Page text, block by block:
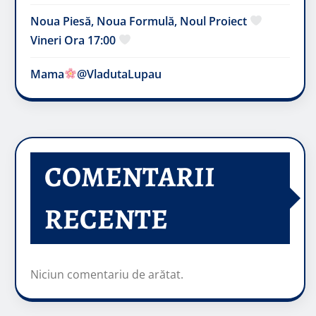
Noua Piesă, Noua Formulă, Noul Proiect
Vineri Ora 17:00
Mama @VladutaLupau
COMENTARII
RECENTE
Niciun comentariu de arătat.